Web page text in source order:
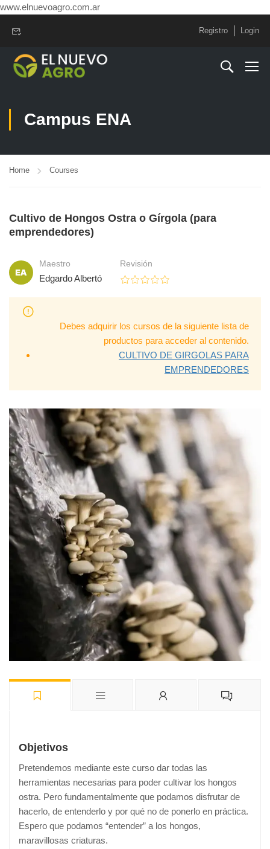
www.elnuevoagro.com.ar
Registro Login
Campus ENA
Home Courses
Cultivo de Hongos Ostra o Gírgola (para
emprendedores)
Maestro
Edgardo Albertó
Revisión
Debes adquirir los cursos de la siguiente lista de
productos para acceder al contenido.
CULTIVO DE GIRGOLAS PARA
EMPRENDEDORES
Objetivos
Pretendemos mediante este curso dar todas las
herramientas necesarias para poder cultivar los hongos
ostra. Pero fundamentalmente que podamos disfrutar de
hacerlo, de entenderlo y por qué no de ponerlo en práctica.
Espero que podamos “entender” a los hongos,
maravillosas criaturas.